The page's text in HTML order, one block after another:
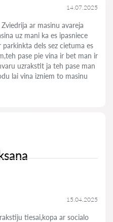
14.07.2025
ar masinu avareja
uz mani ka es ipasniece
dels sez cietuma es
pase pie vina ir bet man ir
uzrakstit ja teh pase man
lai vina izniem to masinu
15.04.2025
tiesai,kopa ar socialo